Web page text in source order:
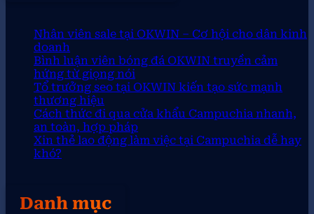
Nhân viên sale tại OKWIN – Cơ hội cho dân kinh
doanh
Bình luận viên bóng đá OKWIN truyền cảm
hứng từ giọng nói
Tổ trưởng seo tại OKWIN kiến tạo sức mạnh
thương hiệu
Cách thức đi qua cửa khẩu Campuchia nhanh,
an toàn, hợp pháp
Xin thẻ lao động làm việc tại Campuchia dễ hay
khó?
Danh mục